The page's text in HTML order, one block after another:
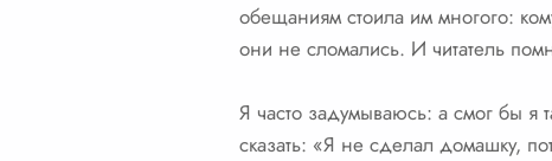
обещаниям стоила им многого:
они не сломались. И читатель
Я часто задумываюсь: а смог бы
сказать: «Я не сделал домашку,